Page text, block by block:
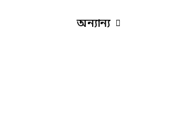
অন্যান্য